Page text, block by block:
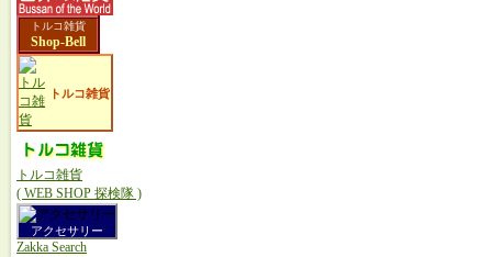
トルコ雑貨
Shop-Bell
トルコ雑貨
トルコ雑貨
( WEB SHOP 探検隊 )
アクセサリー
Zakka Search